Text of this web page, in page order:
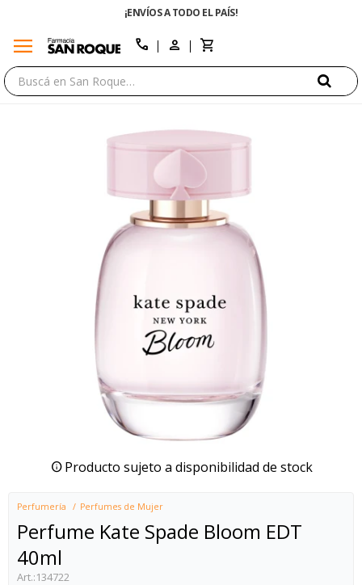
¡ENVÍOS A TODO EL PAÍS!
menu call
Producto sujeto a disponibilidad de stock
Perfumería Perfumes de Mujer
Perfume Kate Spade Bloom EDT
40ml
134722
close